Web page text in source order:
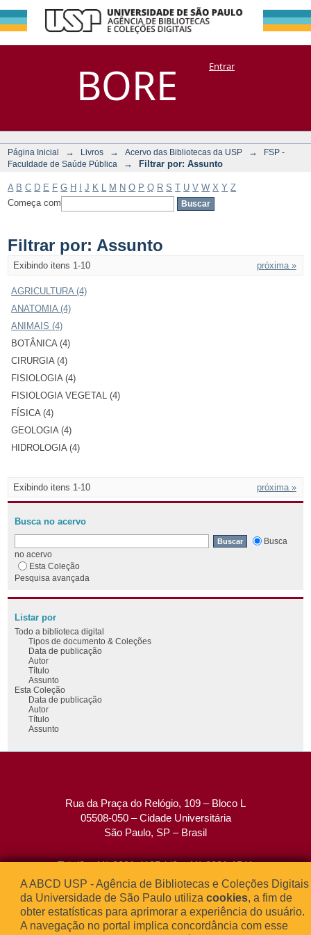
BORE
Filtrar por:
Assunto
DSpace/Manakin + CoriscoEntrar
Página Inicial → Livros → Acervo das Bibliotecas da USP →
FSP -
Faculdade de Saúde Pública
→ Filtrar por: Assunto
A B C D E F G H J K M N O P Q R S T U V W X Y Z
Começa com
Filtrar por: Assunto
Exibindo itens 1-10 próxima »
AGRICULTURA (4)
ANATOMIA (4)
ANIMAIS (4)
BOTÂNICA (4)
CIRURGIA (4)
FISIOLOGIA (4)
FISIOLOGIA VEGETAL (4)
FÍSICA (4)
GEOLOGIA (4)
HIDROLOGIA (4)
Exibindo itens 1-10 próxima »
Busca no acervo
Busca
no acervo
Esta Coleção
Pesquisa avançada
Listar por
Todo a biblioteca digital
Tipos de documento & Coleções
Data de publicação
Autor
Título
Assunto
Esta Coleção
Data de publicação
Autor
Título
Assunto
Rua da Praça do Relógio, 109 – Bloco L
05508-050 – Cidade Universitária
São Paulo, SP – Brasil
Tel: (0xx11) 3091-4195 / (0xx11) 3091-1541
Fax: (0xx11) 3091-1567
E-mail:atendimento@abcd.usp.br
A ABCD USP - Agência de Bibliotecas e Coleções Digitais
da Universidade de São Paulo utiliza cookies, a fim de
obter estatísticas para aprimorar a experiência do usuário.
A navegação no portal implica concordância com esse